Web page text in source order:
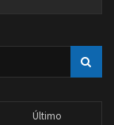
Último